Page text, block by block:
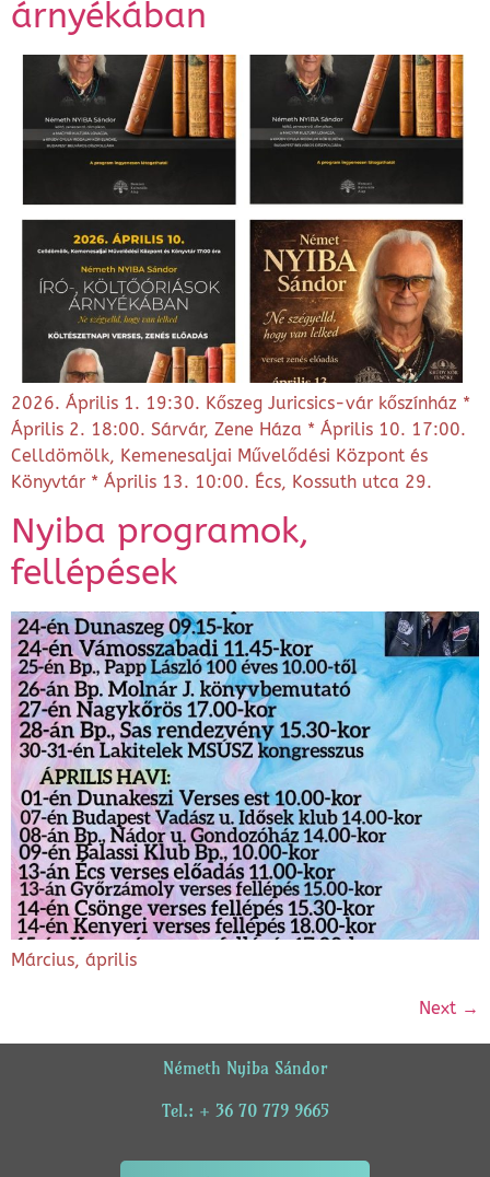
árnyékában
2026. Április 1. 19:30. Kőszeg Juricsics-vár kőszínház *
Április 2. 18:00. Sárvár, Zene Háza * Április 10. 17:00.
Celldömölk, Kemenesaljai Művelődési Központ és
Könyvtár * Április 13. 10:00. Écs, Kossuth utca 29.
Nyiba programok,
fellépések
Március, április
Next →
Németh Nyiba Sándor
Tel.: + 36 70 779 9665